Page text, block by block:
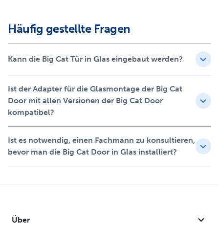
Nur mit der neuen und verbesserten Tür für große
Katzen (PPA10-17882 /
ZPA10-17883
Rückseite zwischen Glas und Glasadapter
Kreisförmige Glasschneideschablone und Beschläge
im Lieferumfang enthalten (zur Montage muss ein
professioneller Glaser hinzugezogen werden)
Passend für Ausschnitte mit Durchmessern von 26,35
Häufig gestellte Fragen
Kann die Big Cat Tür in Glas eingebaut werden?
Ist der Adapter für die Glasmontage der Big Cat
Door mit allen Versionen der Big Cat Door
kompatibel?
Ist es notwendig, einen Fachmann zu konsultieren,
bevor man die Big Cat Door in Glas installiert?
Über